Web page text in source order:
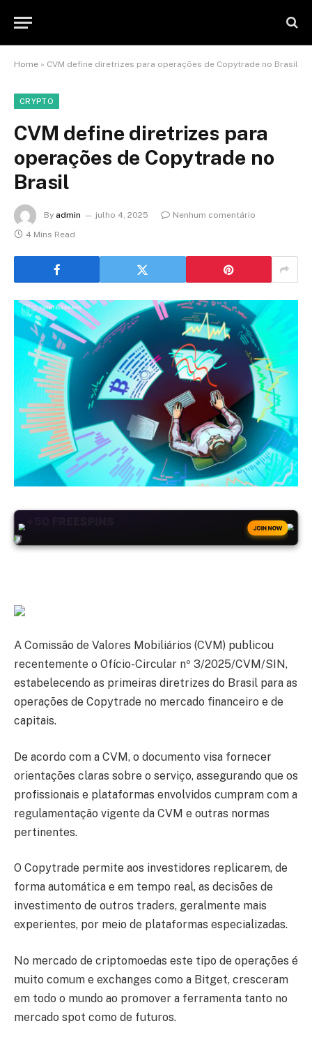
Home » CVM define diretrizes para operações de Copytrade no Brasil
CRYPTO
CVM define diretrizes para
operações de Copytrade no
Brasil
By admin julho 4, 2025
Nenhum comentário
4 Mins Read
JOIN NOW
A Comissão de Valores Mobiliários (CVM) publicou
recentemente o Ofício-Circular nº 3/2025/CVM/SIN,
estabelecendo as primeiras diretrizes do Brasil para as
operações de Copytrade no mercado financeiro e de
capitais.
De acordo com a CVM, o documento visa fornecer
orientações claras sobre o serviço, assegurando que os
profissionais e plataformas envolvidos cumpram com a
regulamentação vigente da CVM e outras normas
pertinentes.
O Copytrade permite aos investidores replicarem, de
forma automática e em tempo real, as decisões de
investimento de outros traders, geralmente mais
experientes, por meio de plataformas especializadas.
No mercado de criptomoedas este tipo de operações é
muito comum e exchanges como a Bitget, cresceram
em todo o mundo ao promover a ferramenta tanto no
mercado spot como de futuros.